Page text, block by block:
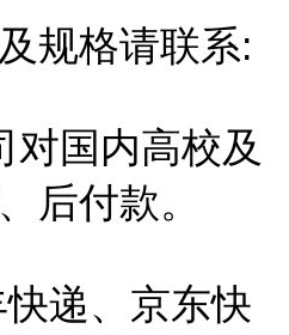
规格请联系:
对国内高校及
后付款。
递、京东快